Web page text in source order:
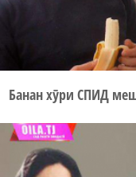
Банан хӯри СПИД